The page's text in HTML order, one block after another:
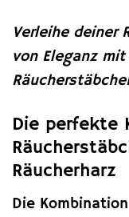
Verleihe deiner
von Eleganz
Die perfekte
Räucherharz
Die